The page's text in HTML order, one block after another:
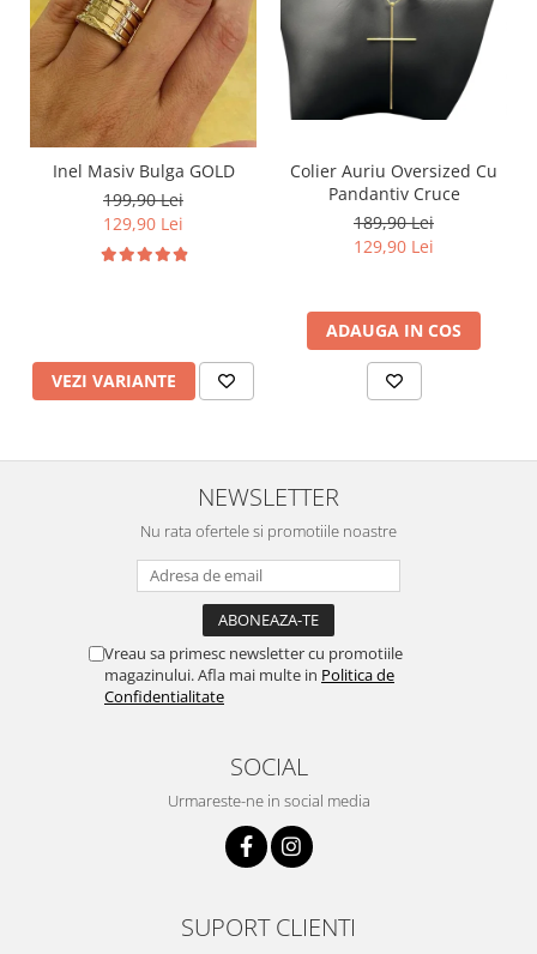
Inel Masiv Bulga GOLD
199,90 Lei
129,90 Lei
VEZI VARIANTE
Colier Auriu Oversized Cu
Pandantiv Cruce
189,90 Lei
129,90 Lei
ADAUGA IN COS
NEWSLETTER
Nu rata ofertele si promotiile noastre
Vreau sa primesc newsletter cu promotiile
magazinului. Afla mai multe in Politica de
Confidentialitate
SOCIAL
Urmareste-ne in social media
SUPORT CLIENTI